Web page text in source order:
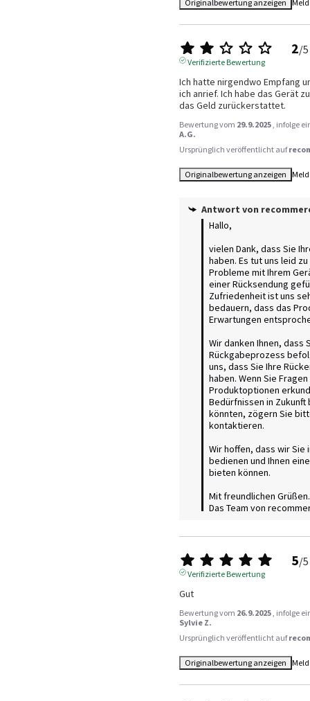
Originalbewertung anzeigen
2/5
Verifizierte Bewertung
Ich hatte nirgendwo Empfang
ich anrief. Ich habe das Gerät
das Geld zurückerstattet.
Bewertung vom 29.9.2025 , infolge
A.G.
Ursprünglich veröffentlicht auf
Originalbewertung anzeigen
Antwort von
Hallo,
vielen Dank, dass Sie
haben. Es tut uns leid
Probleme mit Ihrem
einer Rücksendung
Zufriedenheit ist uns
bedauern, dass das
Erwartungen
Wir danken Ihnen, dass
Rückgabeprozess
uns, dass Sie Ihre
haben. Wenn Sie
Produktoptionen
Bedürfnissen in
könnten, zögern Sie
kontaktieren.
Wir hoffen, dass wir Sie
bedienen und Ihnen
bieten können.
Mit freundlichen Grüßen.
Das Team von
5/5
Verifizierte Bewertung
Gut
Bewertung vom 26.9.2025 , infolge
Sylvie Z.
Ursprünglich veröffentlicht auf
Originalbewertung anzeigen